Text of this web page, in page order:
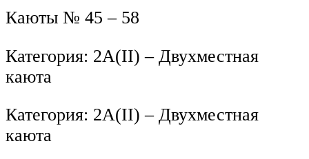
Каюты № 45 – 58
Категория: 2А(II) – Двухместная
каюта
Категория: 2А(II) – Двухместная
каюта